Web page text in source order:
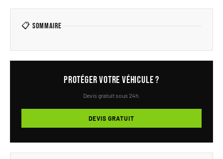
📋 Sommaire
Protéger votre véhicule ?
Devis gratuit sous 24h.
DEVIS GRATUIT